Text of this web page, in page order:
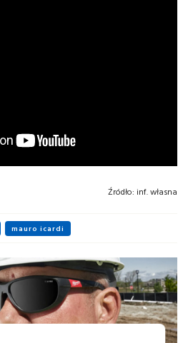
Źródło: inf. własna
mauro icardi